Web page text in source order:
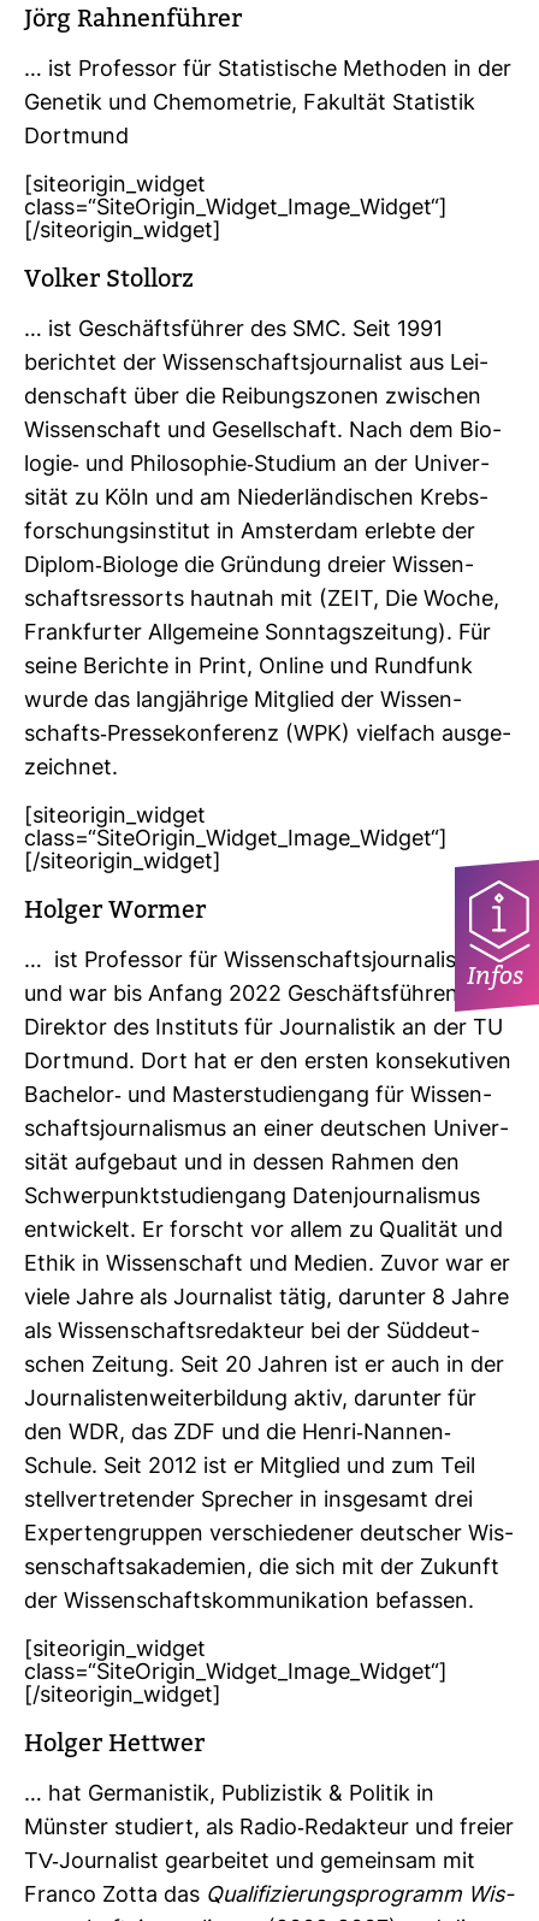
Jörg Rah­nen­führer
… ist Pro­fessor für Sta­tis­ti­sche Methoden in der
Genetik und Che­mo­me­trie, Fakultät Sta­tistik
Dort­mund
[siteorigin_widget
class=“SiteOrigin_Widget_Image_Widget“]
[/siteorigin_widget]
Volker Stol­lorz
… ist Geschäfts­führer des SMC. Seit 1991
berichtet der Wis­sen­schafts­jour­na­list aus Lei­
den­schaft über die Rei­bungs­zonen zwi­schen
Wis­sen­schaft und Gesell­schaft. Nach dem Bio­
logie-​ und Phi­lo­so­phie-​Stu­dium an der Uni­ver­
sität zu Köln und am Nie­der­län­di­schen Krebs­
for­schungs­in­stitut in Ams­terdam erlebte der
Diplom-​Bio­loge die Grün­dung dreier Wis­sen­
schafts­res­sorts hautnah mit (ZEIT, Die Woche,
Frank­furter All­ge­meine Sonn­tags­zei­tung). Für
seine Berichte in Print, Online und Rund­funk
wurde das lang­jäh­rige Mit­glied der Wis­sen­
schafts-​Pres­se­kon­fe­renz (WPK) viel­fach aus­ge­
zeichnet.
[siteorigin_widget
class=“SiteOrigin_Widget_Image_Widget“]
[/siteorigin_widget]
Holger Wormer
… ist Pro­fessor für Wis­sen­schafts­jour­na­lismus
und war bis Anfang 2022 Geschäfts­füh­render
Direktor des Insti­tuts für Jour­na­listik an der TU
Dort­mund. Dort hat er den ersten kon­se­ku­tiven
Bachelor-​ und Mas­ter­stu­di­en­gang für Wis­sen­
schafts­jour­na­lismus an einer deut­schen Uni­ver­
sität auf­ge­baut und in dessen Rahmen den
Schwer­punkt­stu­di­en­gang Daten­jour­na­lismus
ent­wi­ckelt. Er forscht vor allem zu Qua­lität und
Ethik in Wis­sen­schaft und Medien. Zuvor war er
viele Jahre als Jour­na­list tätig, dar­unter 8 Jahre
als Wis­sen­schafts­re­dak­teur bei der Süd­deut­
schen Zei­tung. Seit 20 Jahren ist er auch in der
Jour­na­lis­ten­wei­ter­bil­dung aktiv, dar­unter für
den WDR, das ZDF und die Henri-​Nannen-​
Schule. Seit 2012 ist er Mit­glied und zum Teil
stell­ver­tre­tender Spre­cher in ins­ge­samt drei
Exper­ten­gruppen ver­schie­dener deut­scher Wis­
sen­schafts­aka­de­mien, die sich mit der Zukunft
der Wis­sen­schafts­kom­mu­ni­ka­tion befassen.
[siteorigin_widget
class=“SiteOrigin_Widget_Image_Widget“]
[/siteorigin_widget]
Holger Hettwer
… hat Ger­ma­nistik, Publi­zistik & Politik in
Münster stu­diert, als Radio-​Redak­teur und freier
TV-​Jour­na­list gear­beitet und gemeinsam mit
Franco Zotta das Qua­li­fi­zie­rungs­pro­gramm Wis­
Infos